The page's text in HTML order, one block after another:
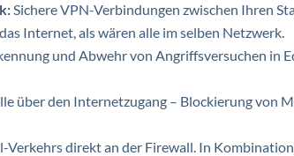
Sichere VPN-Verbindungen zwischen Ihren
Internet, als wären alle im selben Netzwerk.
und Abwehr von Angriffsversuchen in
über den Internetzugang – Blockierung von
Verkehrs direkt an der Firewall. In